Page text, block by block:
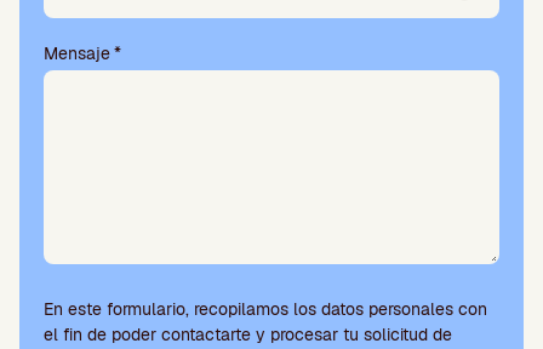
Mensaje*
En este formulario, recopilamos los datos personales con
el fin de poder contactarte y procesar tu solicitud de